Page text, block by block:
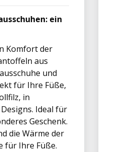
ein
Komfort der
aus
und
für Ihre Füße,
in
Ideal für
Geschenk.
die Wärme der
für Ihre Füße.